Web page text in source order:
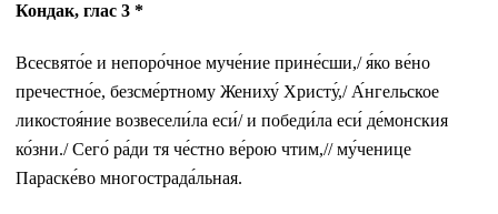
Кондак, глас 3 *
Всесвято́е и непоро́чное муче́ние прине́сши,/ я́ко ве́но
пречестно́е, безсме́ртному Жениху́ Христу́,/ А́нгельское
ликостоя́ние возвесели́ла еси́/ и победи́ла еси́ де́монския
ко́зни./ Сего́ ра́ди тя че́стно ве́рою чтим,// му́ченице
Параске́во многострада́льная.